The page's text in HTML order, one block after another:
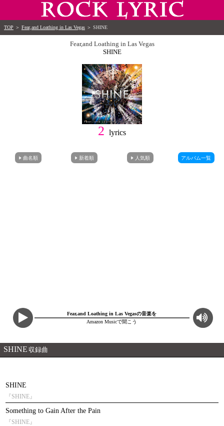
TOP ＞ Fear,and Loathing in Las Vegas ＞ SHINE
Fear,and Loathing in Las Vegas
SHINE
2 lyrics
曲名順 新着順 人気順 アルバム一覧
Fear,and Loathing in Las Vegasの音楽を
Amazon Musicで聞こう
SHINE 収録曲
SHINE
『SHINE』
Something to Gain After the Pain
『SHINE』